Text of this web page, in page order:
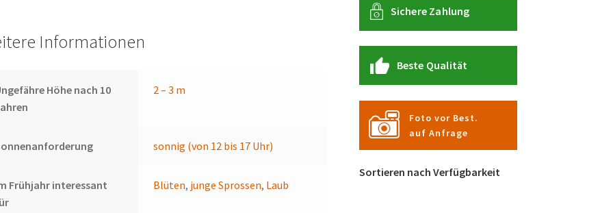
Informationen
Höhe nach 10
2 – 3 m
sonnig (von 12 bis 17 Uhr)
Frühjahr interessant
Blüten, junge Sprossen, Laub
Sichere Zahlung
Beste Qualität
Foto vor Best.
auf Anfrage
Sortieren nach Verfügbarkeit